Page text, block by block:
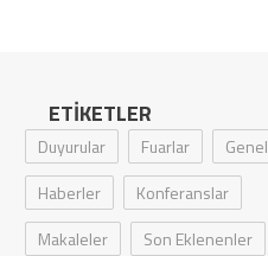
ETIKETLER
Duyurular Fuarlar
Genel
Haberler
Konferanslar
Makaleler
Son Eklenenler